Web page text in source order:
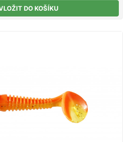
barevných provedeních.
DO KOŠÍKU